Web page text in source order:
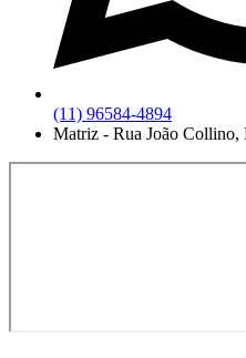
(11) 96584-4894
Matriz - Rua João Collino,